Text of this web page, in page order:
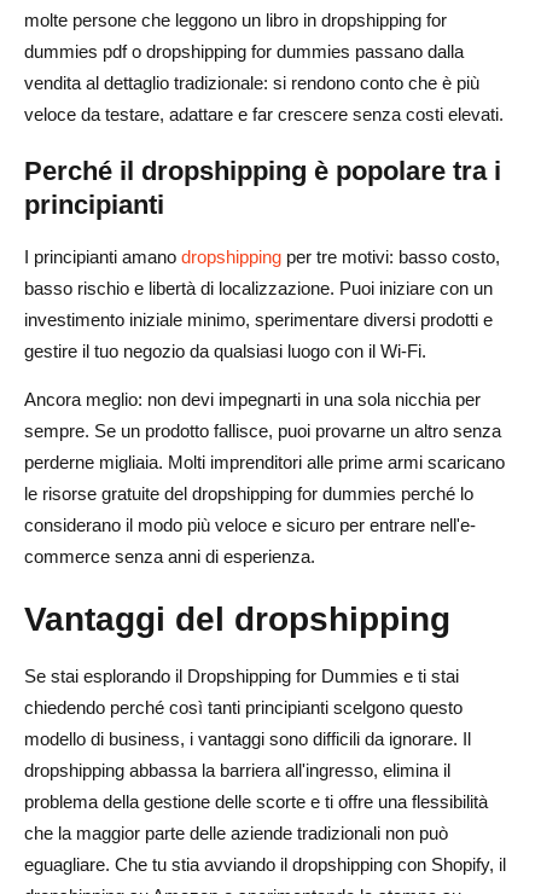
Scalabilità delle campagne pubblicitarie
Il dropshipping è giusto per te?
La tua volontà di imparare e adattarti
Propensione al rischio finanziario
Impegno nel marketing e nel branding
Considerazioni finali: trasformare il dropshipping in
un'attività a lungo termine
Domande frequenti sul dropshipping per principianti
Come può un principiante iniziare il dropshipping?
Il dropshipping è legale?
Posso effettuare spedizioni in dropshipping su Amazon o
eBay?
Quanti soldi mi servono per iniziare?
Qual è il modo più veloce per trovare fornitori?
molte persone che leggono un libro in dropshipping for
dummies pdf o dropshipping for dummies passano dalla
vendita al dettaglio tradizionale: si rendono conto che è più
veloce da testare, adattare e far crescere senza costi elevati.
Perché il dropshipping è popolare tra i
principianti
I principianti amano dropshipping per tre motivi: basso costo,
basso rischio e libertà di localizzazione. Puoi iniziare con un
investimento iniziale minimo, sperimentare diversi prodotti e
gestire il tuo negozio da qualsiasi luogo con il Wi-Fi.
Ancora meglio: non devi impegnarti in una sola nicchia per
sempre. Se un prodotto fallisce, puoi provarne un altro senza
perderne migliaia. Molti imprenditori alle prime armi scaricano
le risorse gratuite del dropshipping for dummies perché lo
considerano il modo più veloce e sicuro per entrare nell'e-
commerce senza anni di esperienza.
Vantaggi del dropshipping
Se stai esplorando il Dropshipping for Dummies e ti stai
chiedendo perché così tanti principianti scelgono questo
modello di business, i vantaggi sono difficili da ignorare. Il
dropshipping abbassa la barriera all'ingresso, elimina il
problema della gestione delle scorte e ti offre una flessibilità
che la maggior parte delle aziende tradizionali non può
eguagliare. Che tu stia avviando il dropshipping con Shopify, il